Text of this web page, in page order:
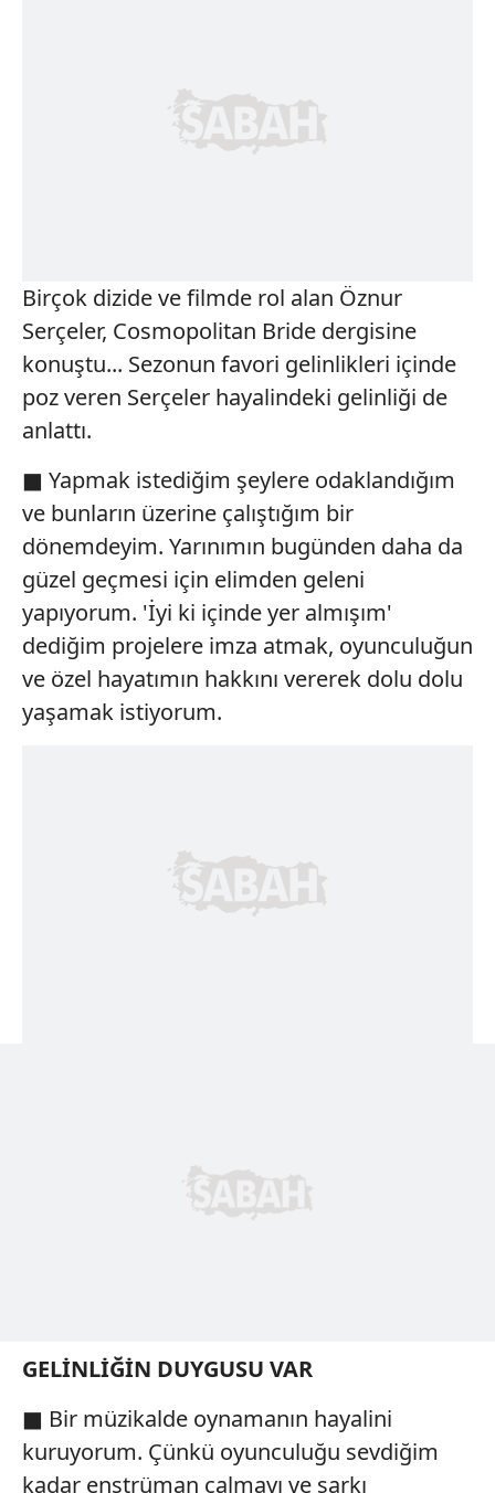
Birçok dizide ve filmde rol alan Öznur
Serçeler, Cosmopolitan Bride dergisine
konuştu... Sezonun favori gelinlikleri içinde
poz veren Serçeler hayalindeki gelinliği de
anlattı.
■ Yapmak istediğim şeylere odaklandığım
ve bunların üzerine çalıştığım bir
dönemdeyim. Yarınımın bugünden daha da
güzel geçmesi için elimden geleni
yapıyorum. 'İyi ki içinde yer almışım'
dediğim projelere imza atmak, oyunculuğun
ve özel hayatımın hakkını vererek dolu dolu
yaşamak istiyorum.
GELİNLİĞİN DUYGUSU VAR
■ Bir müzikalde oynamanın hayalini
kuruyorum. Çünkü oyunculuğu sevdiğim
kadar enstrüman çalmayı ve şarkı